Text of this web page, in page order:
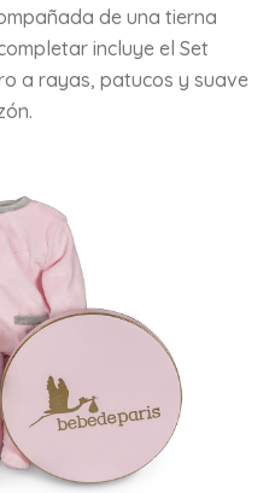
de una tierna
incluye el Set
a rayas, patucos y suave